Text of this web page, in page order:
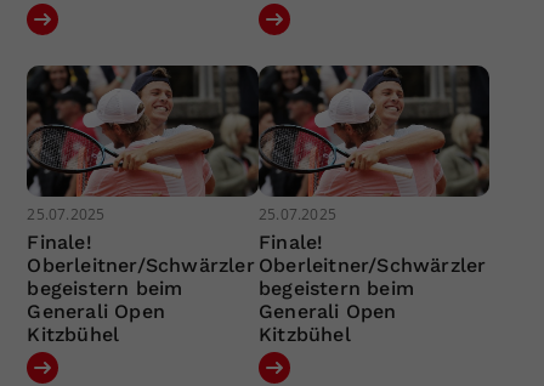
25.07.2025
Finale!
Oberleitner/Schwärzler
begeistern beim
Generali Open
Kitzbühel
25.07.2025
Finale!
Oberleitner/Schwärzler
begeistern beim
Generali Open
Kitzbühel